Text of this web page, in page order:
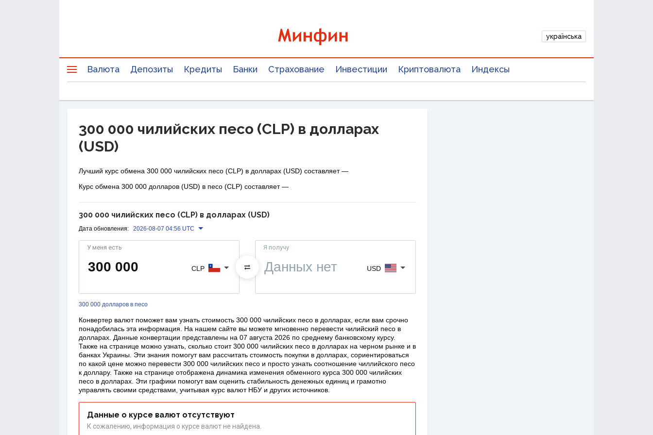
українська
Валюта Депозиты Кредиты Банки Страхование Инвестиции Криптовалюта Индексы
300 000 чилийских песо (CLP) в долларах
(USD)
Лучший курс обмена 300 000 чилийских песо (CLP) в долларах (USD) составляет —
Курс обмена 300 000 долларов (USD) в песо (CLP) составляет —
300 000 чилийских песо (CLP) в долларах (USD)
Дата обновления: 2026-08-07 04:56 UTC
300 000 долларов в песо
У меня есть
CLP
Я получу
USD
Конвертер валют поможет вам узнать стоимость 300 000 чилийских песо в долларах, если вам срочно
понадобилась эта информация. На нашем сайте вы можете мгновенно перевести чилийский песо в
долларах. Данные конвертации представлены на 07 августа 2026 по среднему банковскому курсу.
Также на странице можно узнать, сколько стоит 300 000 чилийских песо в долларах на черном рынке и в
банках Украины. Эти знания помогут вам рассчитать стоимость покупки в долларах, сориентироваться
по какой цене можно перевести 300 000 чилийских песо и просто узнать соотношение чиллийского песо
к доллару. Также на странице отображена динамика изменения обменного курса 300 000 чилийских
песо в долларах. Эти графики помогут вам оценить стабильность денежных единиц и грамотно
управлять своими средствами, учитывая курс валют НБУ и других источников.
Данные о курсе валют отсутствуют
К сожалению, информация о курсе валют не найдена.